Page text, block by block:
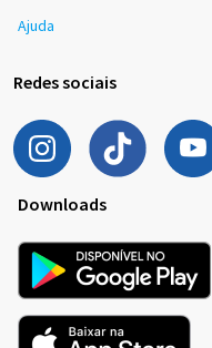
Ajuda
Redes sociais
Downloads